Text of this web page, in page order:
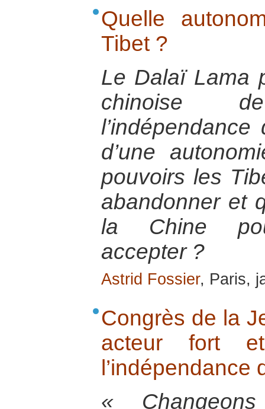
Quelle
Tibet ?
Le Dalaï Lama
chinoise
d’une
pouvoirs les
abandonner et
la Chine
accepter ?
Astrid Fossier, Paris,
Congrès de la
acteur fort
l’indépendance
«